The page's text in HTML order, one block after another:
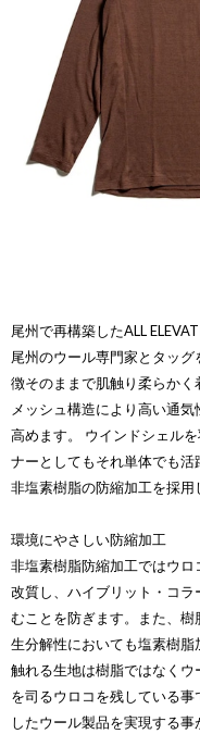
尾州で再構築したALL
尾州のウール専門家とタッグ
徴そのままで肌触り柔らか
メッシュ構造により高い通
高めます。 ウインドシェル
ナーとしてもそれ単体でも
非塩素樹脂の防縮加工を採用
環境にやさしい防縮加工
非塩素樹脂防縮加工ではウ
改質し、ハイブリット・コ
むことを防ぎます。また、樹
生分解性においても塩素樹
触れる生地は樹脂ではなく
を司るウロコを残している
したウール製品を実現する